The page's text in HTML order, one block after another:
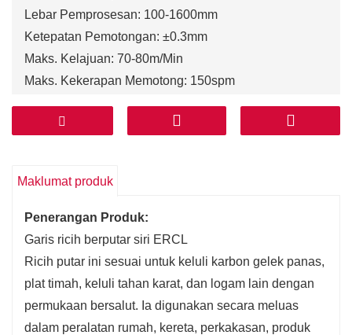
Lebar Pemprosesan: 100-1600mm
Ketepatan Pemotongan: ±0.3mm
Maks. Kelajuan: 70-80m/Min
Maks. Kekerapan Memotong: 150spm
Maklumat produk
Penerangan Produk:
Garis ricih berputar siri ERCL
Ricih putar ini sesuai untuk keluli karbon gelek panas,
plat timah, keluli tahan karat, dan logam lain dengan
permukaan bersalut. Ia digunakan secara meluas
dalam peralatan rumah, kereta, perkakasan, produk